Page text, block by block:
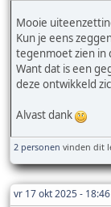
Mooie
Kun je eens
tegenmoet zien in
Want dat is een
deze ontwikkeld
Alvast dank
2 personen vinden dit
vr 17 okt 2025 - 18:46